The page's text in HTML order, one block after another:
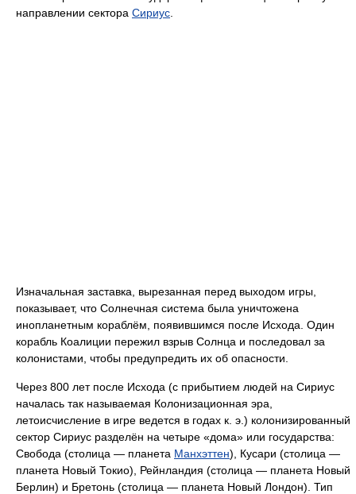
направлении сектора Сириус
Изначальная заставка, вырезанная перед выходом игры,
показывает, что Солнечная система была уничтожена
инопланетным кораблём, появившимся после Исхода. Один
корабль Коалиции пережил взрыв Солнца и последовал за
колонистами, чтобы предупредить их об опасности.
Через 800 лет после Исхода (с прибытием людей на Сириус
началась так называемая Колонизационная эра,
летоисчисление в игре ведется в годах к. э.) колонизированный
сектор Сириус разделён на четыре «дома» или государства:
Свобода (столица — планета Манхэттен), Кусари (столица —
планета Новый Токио), Рейнландия (столица — планета Новый
Берлин) и Бретонь (столица — планета Новый Лондон). Тип